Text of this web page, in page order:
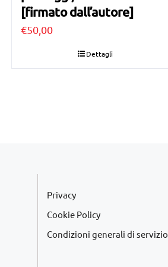
[firmato dall’autore]
€50,00
Dettagli
Privacy
Cookie Policy
Condizioni generali di servizio